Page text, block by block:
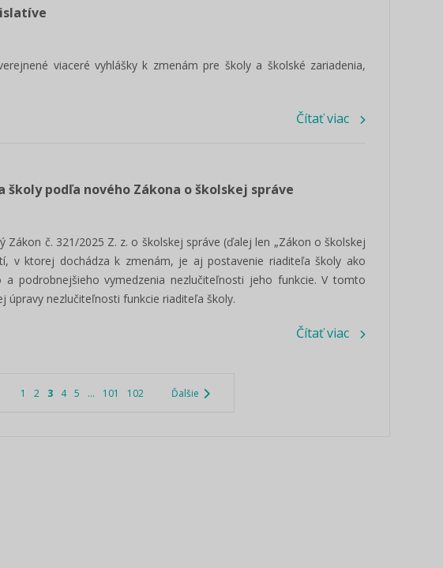
viaceré vyhlášky k zmenám pre školy a školské zariadenia,
Čítať viac
podľa nového Zákona o školskej správe
Zákon č. 321/2025 Z. z. o školskej správe (ďalej len „Zákon o školskej
v ktorej dochádza k zmenám, je aj postavenie riaditeľa školy ako
podrobnejšieho vymedzenia nezlučiteľnosti jeho funkcie. V tomto
úpravy nezlučiteľnosti funkcie riaditeľa školy.
Čítať viac
1 2 3 4 5 ... 101 102 Ďalšie